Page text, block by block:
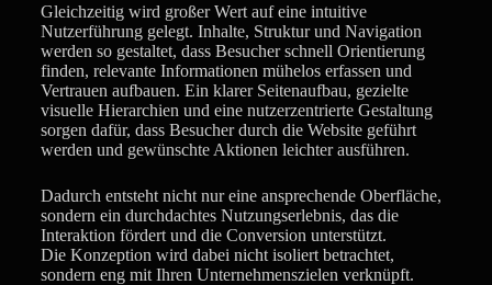
Gleichzeitig wird großer Wert auf eine intuitive
Nutzerführung gelegt. Inhalte, Struktur und Navigation
werden so gestaltet, dass Besucher schnell Orientierung
finden, relevante Informationen mühelos erfassen und
Vertrauen aufbauen. Ein klarer Seitenaufbau, gezielte
visuelle Hierarchien und eine nutzerzentrierte Gestaltung
sorgen dafür, dass Besucher durch die Website geführt
werden und gewünschte Aktionen leichter ausführen.
Dadurch entsteht nicht nur eine ansprechende Oberfläche,
sondern ein durchdachtes Nutzungserlebnis, das die
Interaktion fördert und die Conversion unterstützt.
Die Konzeption wird dabei nicht isoliert betrachtet,
sondern eng mit Ihren Unternehmenszielen verknüpft.